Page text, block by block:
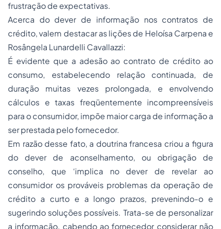
frustração de expectativas.
Acerca do dever de informação nos contratos de
crédito, valem destacar as lições de Heloísa Carpena e
Rosângela Lunardelli Cavallazzi:
É evidente que a adesão ao contrato de crédito ao
consumo, estabelecendo relação continuada, de
duração muitas vezes prolongada, e envolvendo
cálculos e taxas freqüentemente incompreensíveis
para o consumidor, impõe maior carga de informação a
ser prestada pelo fornecedor.
Em razão desse fato, a doutrina francesa criou a figura
do dever de aconselhamento, ou obrigação de
conselho, que ‘implica no dever de revelar ao
consumidor os prováveis problemas da operação de
crédito a curto e a longo prazos, prevenindo-o e
sugerindo soluções possíveis. Trata-se de personalizar
a informação, cabendo ao fornecedor considerar não